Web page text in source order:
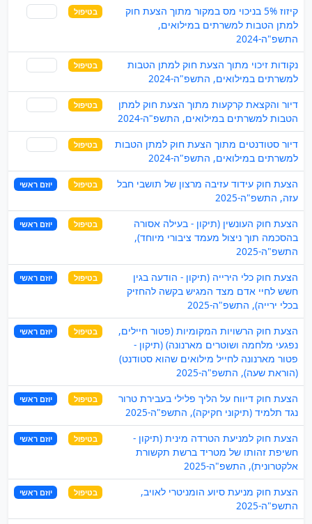
קיזוז 5% בניכוי מס במקור מתוך הצעת חוק
למתן הטבות למשרתים במילואים,
התשפ"ה-2024
בטיפול
נקודות זיכוי מתוך הצעת חוק למתן הטבות
למשרתים במילואים, התשפ"ה-2024
בטיפול
דיור והקצאת קרקעות מתוך הצעת חוק למתן
הטבות למשרתים במילואים, התשפ"ה-2024
בטיפול
דיור סטודנטים מתוך הצעת חוק למתן הטבות
למשרתים במילואים, התשפ"ה-2024
בטיפול
הצעת חוק עידוד עזיבה מרצון של תושבי חבל
עזה, התשפ"ה-2025
בטיפול יוזם ראשי
הצעת חוק העונשין (תיקון - בעילה אסורה
בהסכמה תוך ניצול מעמד ציבורי מיוחד),
התשפ"ה-2025
בטיפול יוזם ראשי
הצעת חוק כלי הירייה (תיקון - הודעה בגין
חשש לחיי אדם מצד המגיש בקשה להחזיק
בכלי ירייה), התשפ"ה-2025
בטיפול יוזם ראשי
הצעת חוק הרשויות המקומיות (פטור חיילים,
נפגעי מלחמה ושוטרים מארנונה) (תיקון -
פטור מארנונה לחייל מילואים שהוא סטודנט)
(הוראת שעה), התשפ"ה-2025
בטיפול יוזם ראשי
הצעת חוק דיווח על הליך פלילי בעבירת טרור
נגד תלמיד (תיקוני חקיקה), התשפ"ה-2025
בטיפול יוזם ראשי
הצעת חוק למניעת הטרדה מינית (תיקון -
חשיפת זהותו של מטריד ברשת תקשורת
אלקטרונית), התשפ"ה-2025
בטיפול יוזם ראשי
הצעת חוק מניעת סיוע הומניטרי לאויב,
התשפ"ה-2025
בטיפול יוזם ראשי